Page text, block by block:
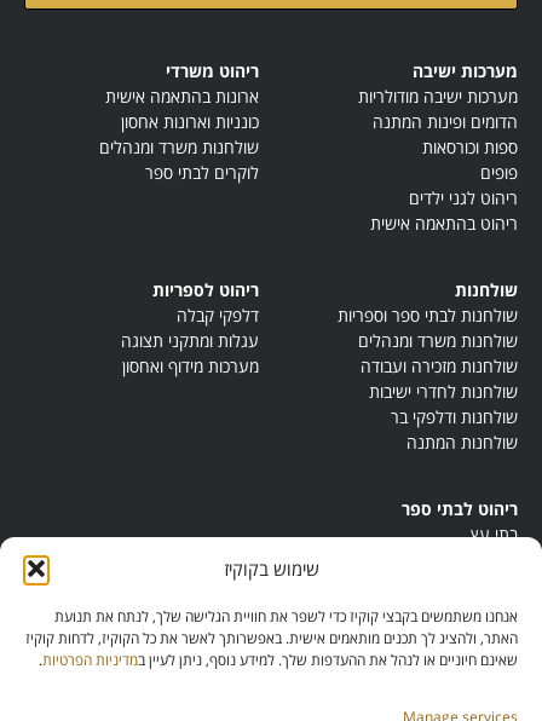
שימוש בקוקיז
אנחנו משתמשים בקבצי קוקיז כדי לשפר את חוויית הגלישה שלך, לנתח את תנועת
האתר, ולהציג לך תכנים מותאמים אישית. באפשרותך לאשר את כל הקוקיז, לדחות קוקיז
שאינם חיוניים או לנהל את ההעדפות שלך. למידע נוסף, ניתן לעיין במדיניות הפרטיות.
Manage services
מערכות ישיבה
מערכות ישיבה מודולריות
הדומים ופינות המתנה
ספות וכורסאות
פופים
ריהוט לגני ילדים
ריהוט בהתאמה אישית
ריהוט משרדי
ארונות בהתאמה אישית
כונניות וארונות אחסון
שולחנות משרד ומנהלים
לוקרים לבתי ספר
שולחנות
שולחנות לבתי ספר וספריות
שולחנות משרד ומנהלים
שולחנות מזכירה ועבודה
שולחנות לחדרי ישיבות
שולחנות ודלפקי בר
שולחנות המתנה
ריהוט לספריות
דלפקי קבלה
עגלות ומתקני תצוגה
מערכות מידוף ואחסון
ריהוט לבתי ספר
בתי עץ
ריהוט מונטסורי
ריהוט אנתרופוסופי